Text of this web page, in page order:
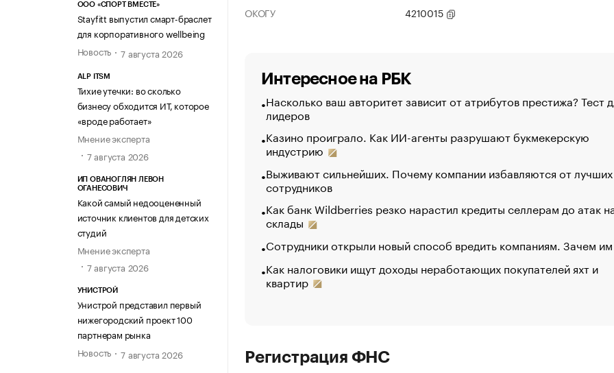
ООО «СПОРТ ВМЕСТЕ»
Stayfitt выпустил смарт-браслет
для корпоративного wellbeing
Новость
7 августа 2026
ALP ITSM
Тихие утечки: во сколько
бизнесу обходится ИТ, которое
«вроде работает»
Мнение эксперта
7 августа 2026
ИП ОВАНОГЛЯН ЛЕВОН
ОГАНЕСОВИЧ
Какой самый недооцененный
источник клиентов для детских
студий
Мнение эксперта
7 августа 2026
УНИСТРОЙ
Унистрой представил первый
нижегородский проект 100
партнерам рынка
Новость
7 августа 2026
ОКОГУ
4210015
Интересное на РБК
Насколько ваш авторитет зависит от атрибутов престижа? Тест
лидеров
Казино проиграло. Как ИИ-агенты разрушают букмекерскую
индустрию
Выживают сильнейших. Почему компании избавляются от лучших
сотрудников
Как банк Wildberries резко нарастил кредиты селлерам до атак
склады
Сотрудники открыли новый способ вредить компаниям. Зачем
Как налоговики ищут доходы неработающих покупателей яхт и
квартир
Регистрация ФНС